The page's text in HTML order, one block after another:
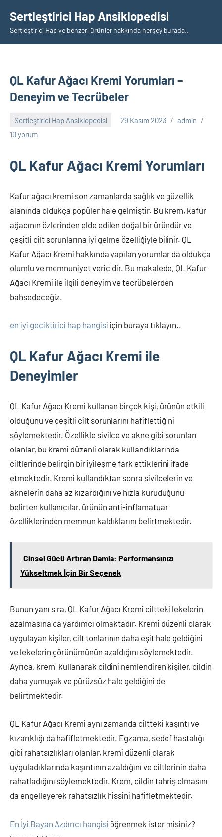
geçSertleştirici Hap Ansiklopedisi
Sertleştirici Hap ve benzeri ürünler hakkında herşey burada..
QL Kafur Ağacı Kremi Yorumları –
Deneyim ve Tecrübeler
Sertleştirici Hap Ansiklopedisi 29 Kasım 2023
admin
10 yorum
QL Kafur Ağacı Kremi Yorumları
Kafur ağacı kremi son zamanlarda sağlık ve güzellik
alanında oldukça popüler hale gelmiştir. Bu krem, kafur
ağacının özlerinden elde edilen doğal bir üründür ve
çeşitli cilt sorunlarına iyi gelme özelliğiyle bilinir. QL
Kafur Ağacı Kremi hakkında yapılan yorumlar da oldukça
olumlu ve memnuniyet vericidir. Bu makalede, QL Kafur
Ağacı Kremi ile ilgili deneyim ve tecrübelerden
bahsedeceğiz.
en iyi geciktirici hap hangisi için buraya tıklayın..
QL Kafur Ağacı Kremi ile
Deneyimler
QL Kafur Ağacı Kremi kullanan birçok kişi, ürünün etkili
olduğunu ve çeşitli cilt sorunlarını hafiflettiğini
söylemektedir. Özellikle sivilce ve akne gibi sorunları
olanlar, bu kremi düzenli olarak kullandıklarında
ciltlerinde belirgin bir iyileşme fark ettiklerini ifade
etmektedir. Kremi kullandıktan sonra sivilcelerin ve
aknelerin daha az kızardığını ve hızla kuruduğunu
belirten kullanıcılar, ürünün anti-inflamatuar
özelliklerinden memnun kaldıklarını belirtmektedir.
Cinsel Gücü Artıran Damla: Performansınızı
Yükseltmek İçin Bir Seçenek
Bunun yanı sıra, QL Kafur Ağacı Kremi ciltteki lekelerin
azalmasına da yardımcı olmaktadır. Kremi düzenli olarak
uygulayan kişiler, cilt tonlarının daha eşit hale geldiğini
ve lekelerin görünümünün azaldığını söylemektedir.
Ayrıca, kremi kullanarak cildini nemlendiren kişiler, cildin
daha yumuşak ve pürüzsüz hale geldiğini de
belirtmektedir.
QL Kafur Ağacı Kremi aynı zamanda ciltteki kaşıntı ve
kızarıklığı da hafifletmektedir. Egzama, sedef hastalığı
gibi rahatsızlıkları olanlar, kremi düzenli olarak
uyguladıklarında kaşıntının azaldığını ve ciltlerinin daha
rahatladığını söylemektedir. Krem, cildin tahriş olmasını
da engelleyerek rahatsızlık hissini hafifletmektedir.
En İyi Bayan Azdırıcı hangisi öğrenmek ister misiniz?